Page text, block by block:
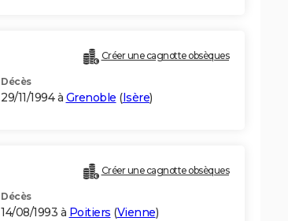
Créer une cagnotte obsèques
Décès
29/11/1994 à Grenoble (Isère)
Créer une cagnotte obsèques
Décès
14/08/1993 à Poitiers (Vienne)